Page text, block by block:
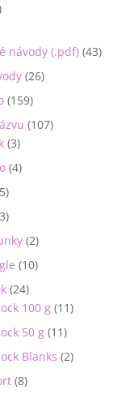
návody (.pdf) (43)
(26)
(159)
(107)
(3)
(4)
(2)
(10)
(24)
100 g (11)
50 g (11)
Blanks (2)
(8)